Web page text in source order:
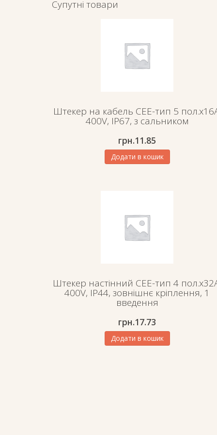
Супутні товари
Штекер на кабель СЕЕ-тип 5
400V, IP67, з сальником
грн.11.85
Додати в кошик
Штекер настінний СЕЕ-тип 4
400V, IP44, зовнішнє кріплення, 1
введення
грн.17.73
Додати в кошик